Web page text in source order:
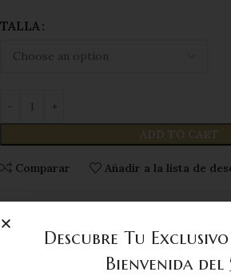
TALLA
ADD TO CART
Comparar Añadir a la lista de
SKU:
Category: Anillos de Compromiso
Descubre Tu
Bienvenida del